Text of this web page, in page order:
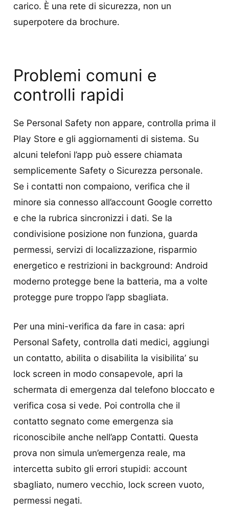
carico. È una rete di sicurezza, non un
superpotere da brochure.
Problemi comuni e
controlli rapidi
Se Personal Safety non appare, controlla prima il
Play Store e gli aggiornamenti di sistema. Su
alcuni telefoni l’app può essere chiamata
semplicemente Safety o Sicurezza personale.
Se i contatti non compaiono, verifica che il
minore sia connesso all’account Google corretto
e che la rubrica sincronizzi i dati. Se la
condivisione posizione non funziona, guarda
permessi, servizi di localizzazione, risparmio
energetico e restrizioni in background: Android
moderno protegge bene la batteria, ma a volte
protegge pure troppo l’app sbagliata.
Per una mini-verifica da fare in casa: apri
Personal Safety, controlla dati medici, aggiungi
un contatto, abilita o disabilita la visibilita’ su
lock screen in modo consapevole, apri la
schermata di emergenza dal telefono bloccato e
verifica cosa si vede. Poi controlla che il
contatto segnato come emergenza sia
riconoscibile anche nell’app Contatti. Questa
prova non simula un’emergenza reale, ma
intercetta subito gli errori stupidi: account
sbagliato, numero vecchio, lock screen vuoto,
permessi negati.